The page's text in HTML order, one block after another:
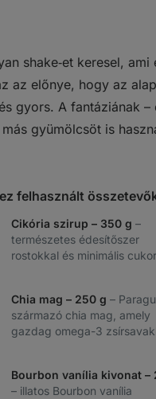
shake‑et keresel,
az előnye, hogy az
gyors. A fantáziának
gyümölcsöt is
felhasznált
Cikória szirup – 350 g –
természetes édesítőszer
rostokkal és minimális
Chia mag – 250 g –
származó chia mag, amely
gazdag omega-3
Bourbon vanília kivonat –
– illatos Bourbon vanília